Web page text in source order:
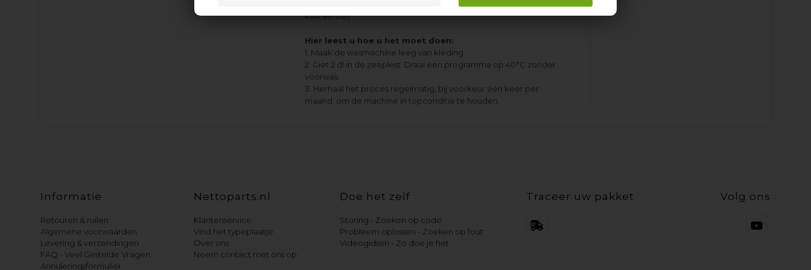
verwarmingselement (dat meestal kapot gaat door opgehoopte
kalk en vuil)
Hier leest u hoe u het moet doen:
1. Maak de wasmachine leeg van kleding.
2. Giet 2 dl in de zeepkist. Draai een programma op 40°C zonder
voorwas.
3. Herhaal het proces regelmatig, bij voorkeur één keer per
maand, om de machine in topconditie te houden.
Informatie
Retouren & ruilen
Algemene voorwaarden
Levering & verzendingen
FAQ - Veel Gestelde Vragen
Annuleringsformulier
Nettoparts.nl
Klantenservice
Vind het typeplaatje
Over ons
Neem contact met ons op
Doe het zelf
Storing - Zoeken op code
Probleem oplossen - Zoeken op fout
Videogidsen - Zo doe je het
Traceer uw pakket Volg ons